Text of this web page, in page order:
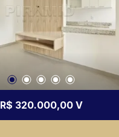
R$ 320.000,00 V